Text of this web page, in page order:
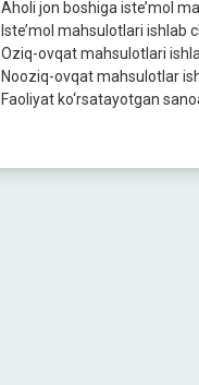
Aholi jon boshiga iste’mol
Iste’mol mahsulotlari ishlab
Oziq-ovqat mahsulotlari
Nooziq-ovqat mahsulotlar
Faoliyat ko‘rsatayotgan